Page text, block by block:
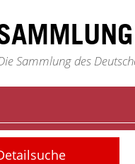
Sammlung des